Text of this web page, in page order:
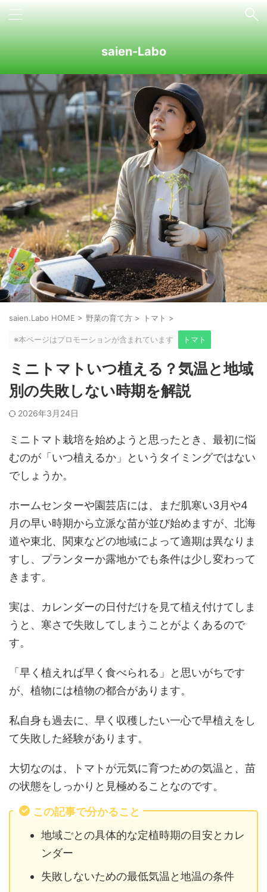
saien-Labo
saien.Labo HOME > 野菜の育て方 > トマト >
※本ページはプロモーションが含まれています トマト
ミニトマトいつ植える？気温と地域
別の失敗しない時期を解説
2026年3月24日
ミニトマト栽培を始めようと思ったとき、最初に悩
むのが「いつ植えるか」というタイミングではない
でしょうか。
ホームセンターや園芸店には、まだ肌寒い3月や4
月の早い時期から立派な苗が並び始めますが、北海
道や東北、関東などの地域によって適期は異なりま
すし、プランターか露地かでも条件は少し変わって
きます。
実は、カレンダーの日付だけを見て植え付けてしま
うと、寒さで失敗してしまうことがよくあるので
す。
「早く植えれば早く食べられる」と思いがちです
が、植物には植物の都合があります。
私自身も過去に、早く収穫したい一心で早植えをし
て失敗した経験があります。
大切なのは、トマトが元気に育つための気温と、苗
の状態をしっかりと見極めることなのです。
この記事で分かること
地域ごとの具体的な定植時期の目安とカレ
ンダー
失敗しないための最低気温と地温の条件